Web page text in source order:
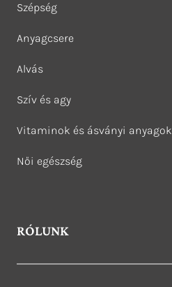
Szépség
Anyagcsere
Alvás
Szív és agy
Vitaminok és ásványi anyagok
Női egészség
RÓLUNK